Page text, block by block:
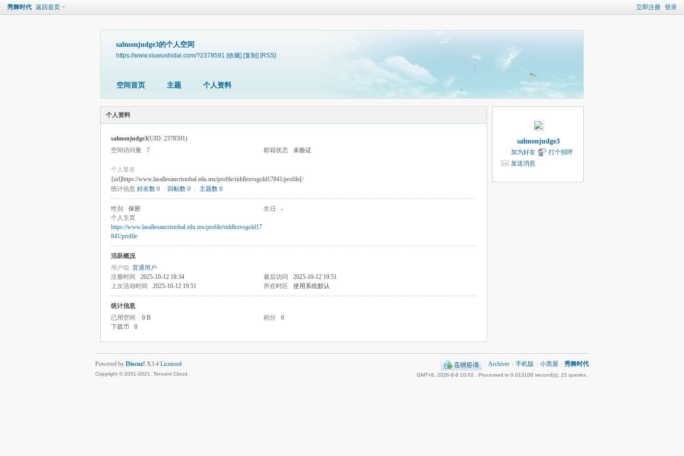
立即注册 登录
秀舞时代 返回首页
salmonjudge3的个人空间
https://www.xiuwushidai.com/?2378591 [收藏] [复制] [RSS]
空间首页 主题 个人资料
个人资料
salmonjudge3(UID: 2378591)
空间访问量
7 邮箱状态 未验证
个人签名
[url]https://www.lasallesancristobal.edu.mx/profile/riddlezvsgold17841/profile[/
统计信息 好友数 0 回帖数 0 主题数 0
性别 保密 生日
-
个人主页
https://www.lasallesancristobal.edu.mx/profile/riddlezvsgold17
841/profile
活跃概况
用户组 普通用户
注册时间
2025-10-12 18:34 最后访问
2025-10-12 19:51
上次活动时间
2025-10-12 19:51 所在时区 使用系统默认
统计信息
已用空间
0 B 积分
0
下载币
0
salmonjudge3
加为好友
打个招呼
发送消息
Archiver 手机版 小黑屋 秀舞时代
GMT+8, 2026-8-8 10:02 , Processed in 0.013108 second(s), 15 queries .
Powered by Discuz! X3.4 Licensed
Copyright © 2001-2021, Tencent Cloud.